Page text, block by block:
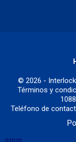
© 2026 -
Términos y
Teléfono de